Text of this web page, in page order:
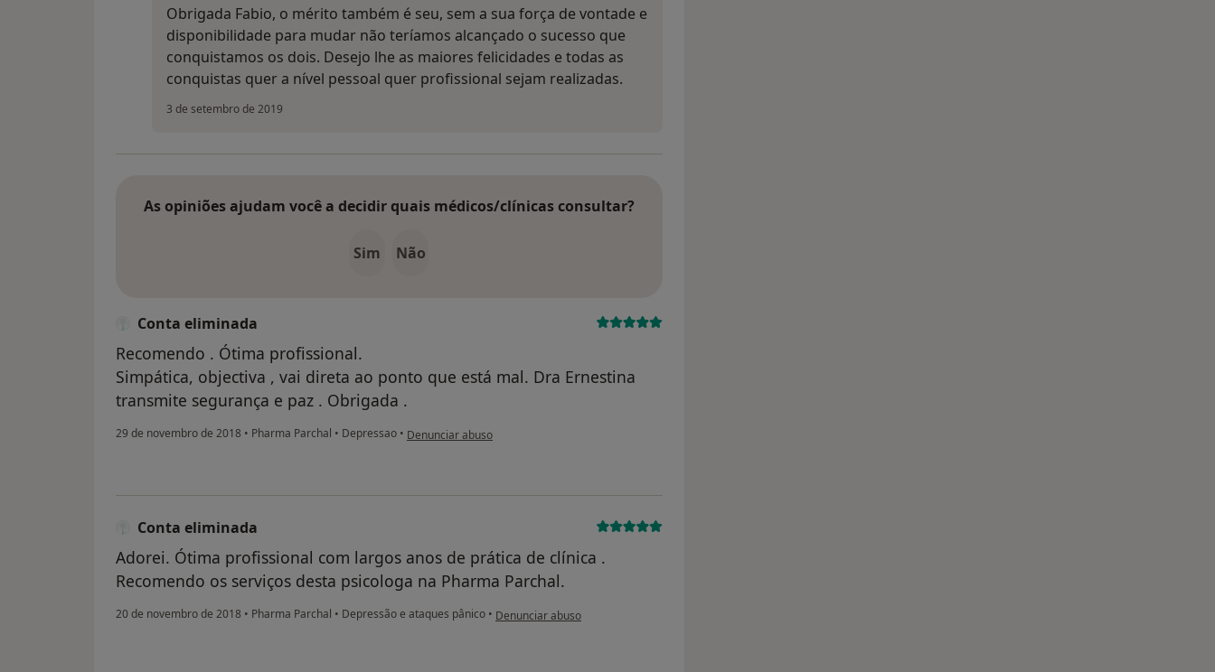
Obrigada Fabio, o mérito também é seu, sem a sua força de vontade e
disponibilidade para mudar não teríamos alcançado o sucesso que
conquistamos os dois. Desejo lhe as maiores felicidades e todas as
conquistas quer a nível pessoal quer profissional sejam realizadas.
3 de setembro de 2019
As opiniões ajudam você a decidir quais médicos/clínicas consultar?
Sim Não
Conta eliminada
Recomendo . Ótima profissional.
Simpática, objectiva , vai direta ao ponto que está mal. Dra Ernestina
transmite segurança e paz . Obrigada .
29 de novembro de 2018 • Pharma Parchal • Depressao • na opinião do utilizador Conta eliminada
Denunciar abuso
Conta eliminada
Adorei. Ótima profissional com largos anos de prática de clínica .
Recomendo os serviços desta psicologa na Pharma Parchal.
20 de novembro de 2018 • Pharma Parchal • Depressão e ataques pânico • na opinião do utilizador Conta eliminada
Denunciar abuso